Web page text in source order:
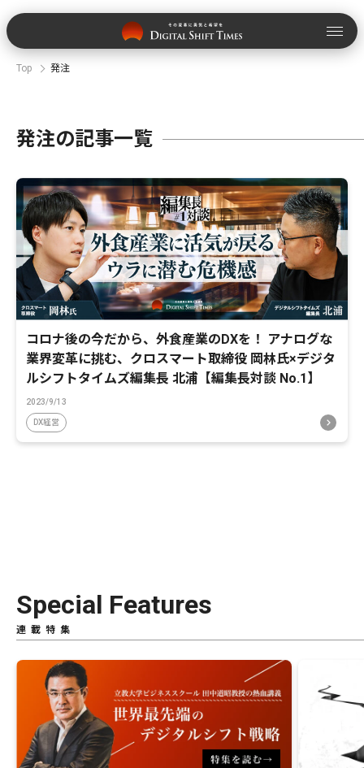
Top 発注
発注の記事一覧
コロナ後の今だから、外食産業のDXを！ アナログな
業界変革に挑む、クロスマート取締役 岡林氏×デジタ
ルシフトタイムズ編集長 北浦【編集長対談 No.1】
2023/9/13
DX経営
Special Features
連載特集